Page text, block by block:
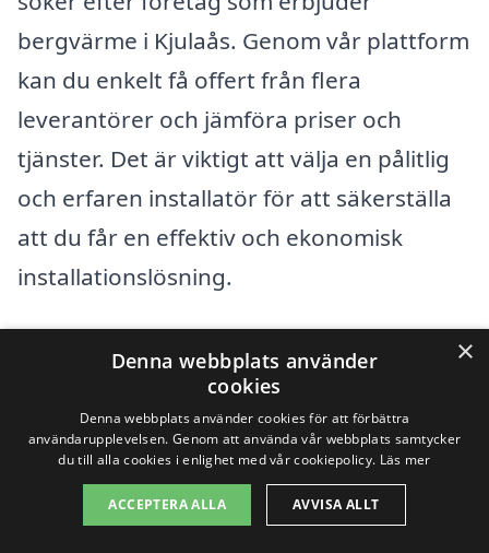
bergvärme i Kjulaås. Genom vår plattform
kan du enkelt få offert från flera
leverantörer och jämföra priser och
tjänster. Det är viktigt att välja en pålitlig
och erfaren installatör för att säkerställa
att du får en effektiv och ekonomisk
installationslösning.
Bergvärme kan vara en långsiktig
investering, men med noggrann
jämförelse och valet av rätt företag kan
du maximera både effektivitet och
besparingar. Tveka inte att kontakta oss
×
Denna webbplats använder
cookies
Denna webbplats använder cookies för att förbättra
användarupplevelsen. Genom att använda vår webbplats samtycker
du till alla cookies i enlighet med vår cookiepolicy. Läs mer
ACCEPTERA ALLA AVVISA ALLT